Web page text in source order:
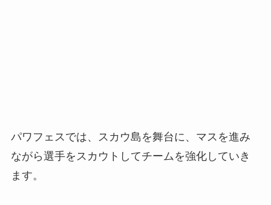
パワフェスでは、スカウ島を舞台に、マスを進み
ながら選手をスカウトしてチームを強化していき
ます。